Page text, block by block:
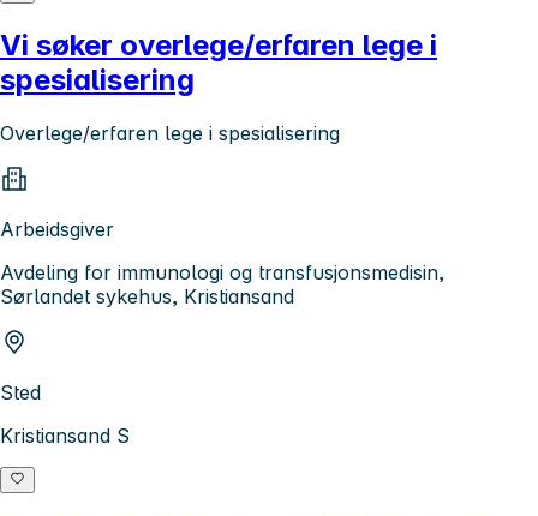
Vi søker overlege/erfaren lege i
spesialisering
Overlege/erfaren lege i spesialisering
Arbeidsgiver
Avdeling for immunologi og transfusjonsmedisin,
Sørlandet sykehus, Kristiansand
Sted
Kristiansand S